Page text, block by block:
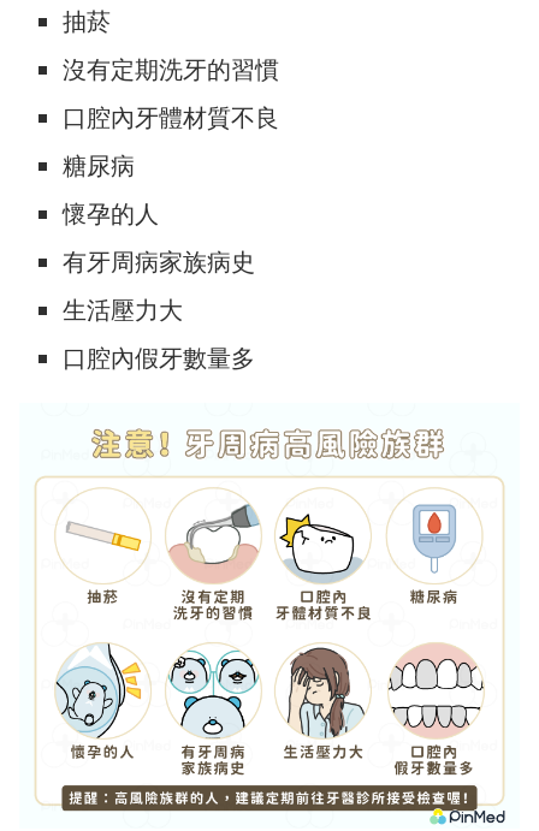
抽菸
沒有定期洗牙的習慣
口腔內牙體材質不良
糖尿病
懷孕的人
有牙周病家族病史
生活壓力大
口腔內假牙數量多